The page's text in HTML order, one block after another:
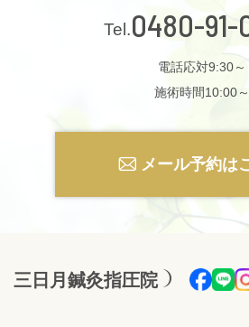
0480-91-
電話応対9:30～
施術時間10:00～
メール予約は
三日月鍼灸指圧院